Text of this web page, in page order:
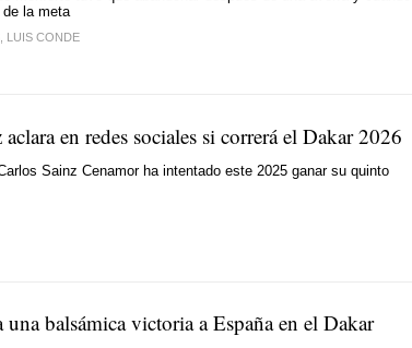
la meta
LUIS CONDE
en redes sociales si correrá el Dakar 2026
Sainz Cenamor ha intentado este 2025 ganar su quinto
balsámica victoria a España en el Dakar